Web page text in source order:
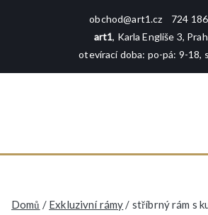
obchod@art1.cz 724 186
art1, Karla Engliše 3,
otevírací doba: po-pá: 9-18,
rámování -
Domů / Exkluzivní rámy/ stříbrný rám s